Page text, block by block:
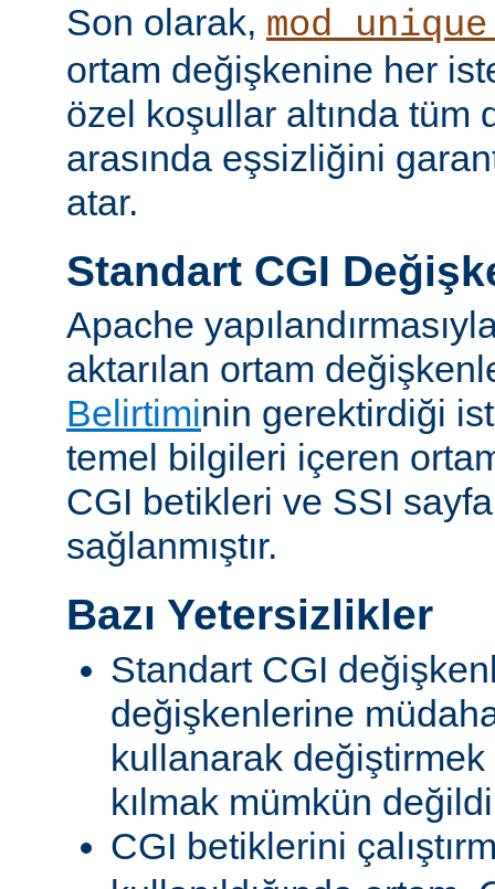
Son olarak,
ortam değişkenine her
özel koşullar altında tüm
arasında eşsizliğini
atar.
Standart CGI
Apache
aktarılan ortam
Belirtiminin gerektirdiği
temel bilgileri içeren
CGI betikleri ve SSI
sağlanmıştır.
Bazı Yetersizlikler
Standart CGI
değişkenlerine
kullanarak
kılmak mümkün
CGI betiklerini